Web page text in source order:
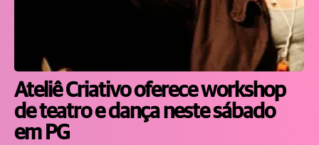
Ateliê Criativo oferece workshop
de teatro e dança neste sábado
em PG